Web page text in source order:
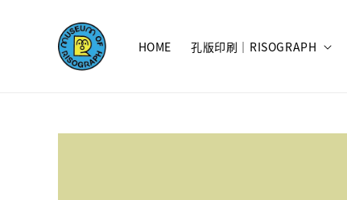
HOME 孔版印刷｜RISOGRAPH